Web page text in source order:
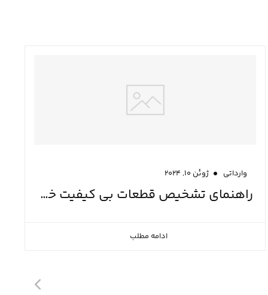
وارداتی ژوئن ۱۰, ۲۰۲۴
راهنمای تشخیص قطعات بی کیفیت خودرو
ادامه مطلب